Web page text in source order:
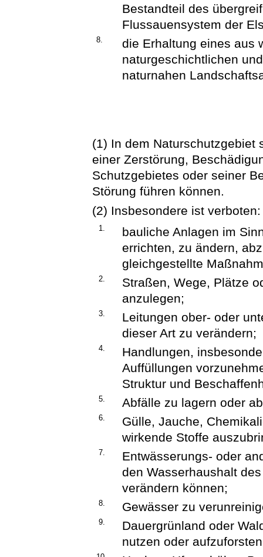
Bestandteil des
Flussauensystem der
8.
die Erhaltung eines aus
naturgeschichtlichen
naturnahen
(1) In dem Naturschutzgebiet
einer Zerstörung,
Schutzgebietes oder seiner
Störung führen können.
(2) Insbesondere ist verboten:
1.
bauliche Anlagen im
errichten, zu ändern,
gleichgestellte
2.
Straßen, Wege, Plätze
anzulegen;
3.
Leitungen ober- oder
dieser Art zu verändern;
4.
Handlungen,
Auffüllungen
Struktur und
5. Abfälle zu lagern oder
6.
Gülle, Jauche,
wirkende Stoffe
7.
Entwässerungs- oder
den Wasserhaushalt
verändern können;
8. Gewässer zu
9.
Dauergrünland oder
nutzen oder